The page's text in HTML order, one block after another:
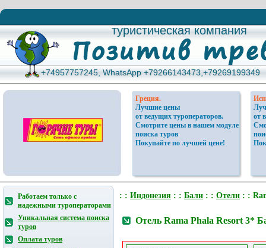
туристическая компания
туристическая компания
+74957757245, WhatsApp +79266143473,+79269199349
+74957757245, WhatsApp +79266143473,+79269199349
Греция.
Лучшие цены
от ведущих туроператоров.
Смотрите цены в нашем модуле
поиска туров
Покупайте по лучшей цене!
от
Работаем только с
надежными туроператорами
Уникальная система поиска
туров
Оплата туров
: : Индонезия : : Бали : : Отели : :
Отель Rama Phala Resort 3*